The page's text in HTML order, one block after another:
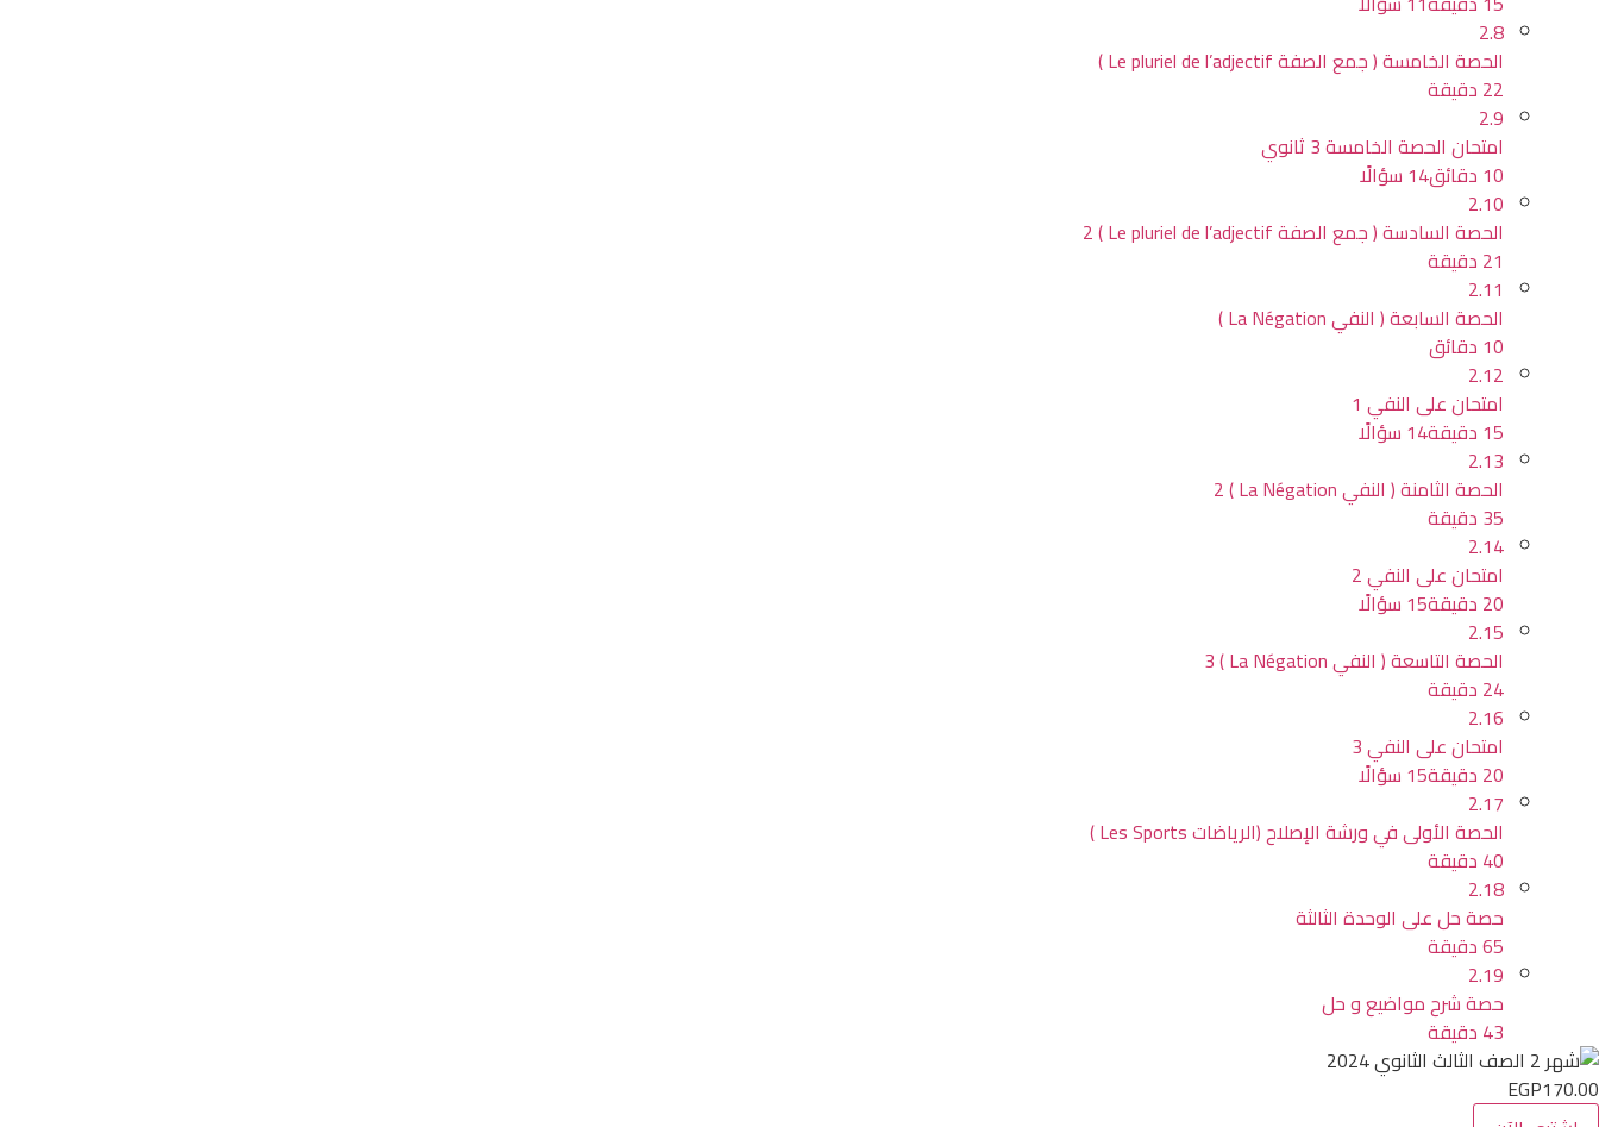
2.8
الحصة الخامسة ( جمع الصفة Le pluriel de l’adjectif )
22 دقيقة
2.9
امتحان الحصة الخامسة 3 ثانوي
10 دقائق
14 سؤالًا
2.10
الحصة السادسة ( جمع الصفة Le pluriel de l’adjectif ) 2
21 دقيقة
2.11
الحصة السابعة ( النفي La Négation )
10 دقائق
2.12
امتحان على النفي 1
15 دقيقة
14 سؤالًا
2.13
الحصة الثامنة ( النفي La Négation ) 2
35 دقيقة
2.14
امتحان على النفي 2
20 دقيقة
15 سؤالًا
2.15
الحصة التاسعة ( النفي La Négation ) 3
24 دقيقة
2.16
امتحان على النفي 3
20 دقيقة
15 سؤالًا
2.17
الحصة الأولى في ورشة الإصلاح (الرياضات Les Sports )
40 دقيقة
2.18
حصة حل على الوحدة الثالثة
65 دقيقة
2.19
حصة شرح مواضيع و حل
43 دقيقة
EGP170.00